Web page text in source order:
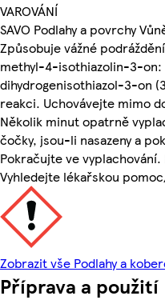
VAROVÁNÍ
SAVO Podlahy a povrchy
Způsobuje vážné
methyl-4-isothiazolin-3-
dihydrogenisothiazol-3-on
reakci. Uchovávejte mimo
Několik minut opatrně
čočky, jsou-li nasazeny a
Pokračujte ve
Vyhledejte lékařskou
Zobrazit vše Podlahy a
Příprava a použití